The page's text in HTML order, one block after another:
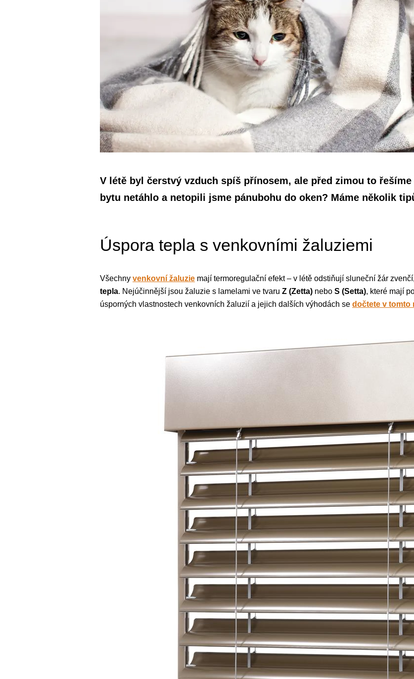
V létě byl čerstvý vzduch spíš přínosem, ale před zimou to
bytu netáhlo a netopili jsme pánubohu do oken? Máme několik
Úspora tepla s venkovními žaluziemi
Všechny venkovní žaluzie mají termoregulační efekt – v létě odstiňují sluneční žár
tepla. Nejúčinnější jsou žaluzie s lamelami ve tvaru Z (Zetta) nebo S (Setta), které mají
úsporných vlastnostech venkovních žaluzií a jejich dalších výhodách se dočtete v tomto